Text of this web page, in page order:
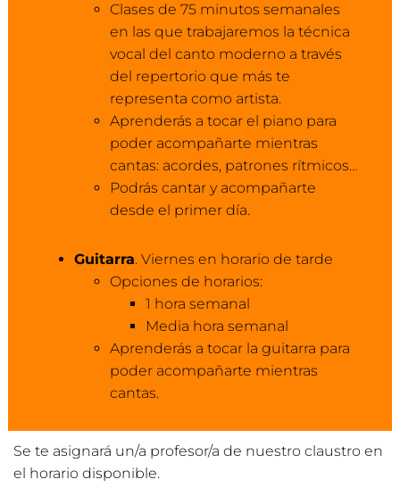
Clases de 75 minutos semanales
en las que trabajaremos la técnica
vocal del canto moderno a través
del repertorio que más te
representa como artista.
Aprenderás a tocar el piano para
poder acompañarte mientras
cantas: acordes, patrones rítmicos…
Podrás cantar y acompañarte
desde el primer día.
Guitarra. Viernes en horario de tarde
Opciones de horarios:
1 hora semanal
Media hora semanal
Aprenderás a tocar la guitarra para
poder acompañarte mientras
cantas.
Se te asignará un/a profesor/a de nuestro claustro en
el horario disponible.